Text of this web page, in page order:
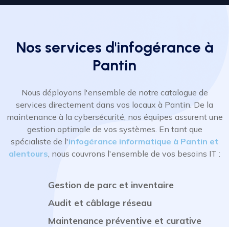
Nos services d'infogérance à
Pantin
Nous déployons l'ensemble de notre catalogue de
services directement dans vos locaux à Pantin. De la
maintenance à la cybersécurité, nos équipes assurent une
gestion optimale de vos systèmes. En tant que
spécialiste de l'infogérance informatique à Pantin et
alentours, nous couvrons l'ensemble de vos besoins IT :
Gestion de parc et inventaire
Audit et câblage réseau
Maintenance préventive et curative